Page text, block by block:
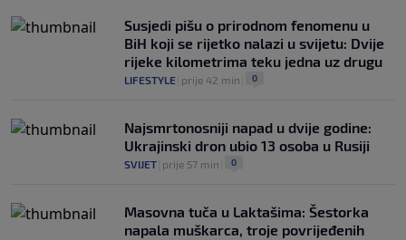
Susjedi pišu o prirodnom fenomenu u
BiH koji se rijetko nalazi u svijetu: Dvije
rijeke kilometrima teku jedna uz drugu
LIFESTYLE prije 42 min 0
Najsmrtonosniji napad u dvije godine:
Ukrajinski dron ubio 13 osoba u Rusiji
SVIJET prije 57 min 0
Masovna tuča u Laktašima: Šestorka
napala muškarca, troje povrijeđenih